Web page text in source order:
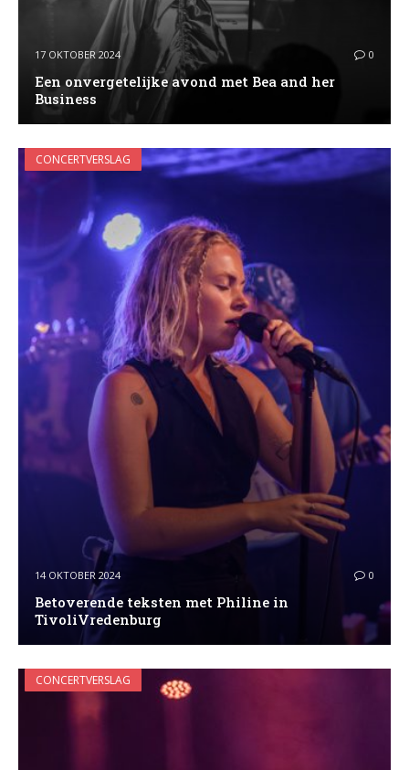
17 OKTOBER 2024 0
Een onvergetelijke avond met Bea and her
Business
CONCERTVERSLAG
14 OKTOBER 2024 0
Betoverende teksten met Philine in
TivoliVredenburg
CONCERTVERSLAG